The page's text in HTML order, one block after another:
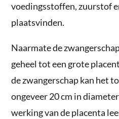
voedingsstoffen, zuurstof
plaatsvinden.
Naarmate de
geheel tot een grote
de zwangerschap kan het
ongeveer 20 cm in
werking van de placenta